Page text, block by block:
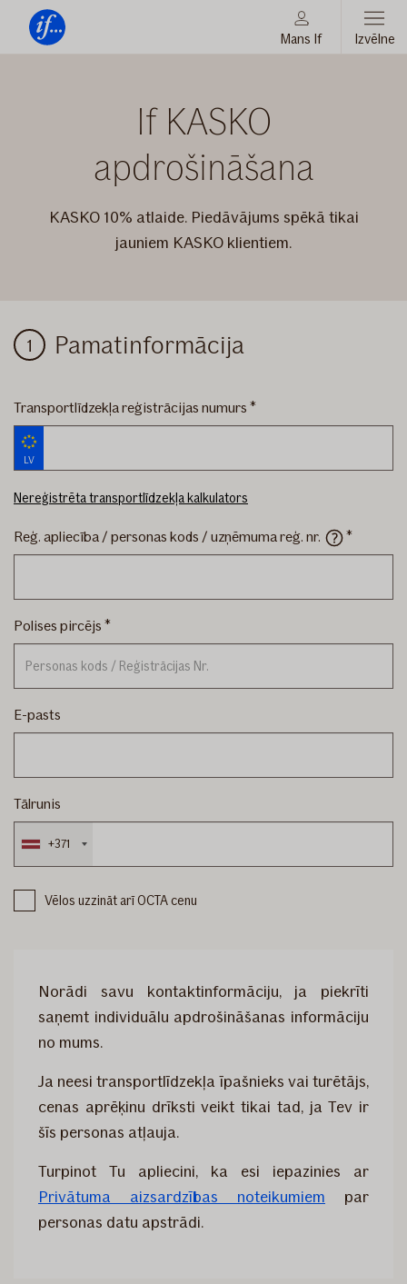
Vienmēr
Mans If Izvēlne
If KASKO
apdrošināšana
KASKO 10% atlaide. Piedāvājums spēkā tikai
jauniem KASKO klientiem.
KASKO
Pamatinformācija
Transportlīdzekļa reģistrācijas numurs
LV
Nereģistrēta transportlīdzekļa kalkulators
Reģ. apliecība / personas kods / uzņēmuma reģ. nr.
Polises pircējs
E-pasts
Tālrunis
+371
Vēlos uzzināt arī OCTA cenu
Norādi savu kontaktinformāciju, ja piekrīti
saņemt individuālu apdrošināšanas informāciju
no mums.
Ja neesi transportlīdzekļa īpašnieks vai turētājs,
cenas aprēķinu drīksti veikt tikai tad, ja Tev ir
šīs personas atļauja.
Turpinot Tu apliecini, ka esi iepazinies ar
Privātuma aizsardzības noteikumiem par
personas datu apstrādi.